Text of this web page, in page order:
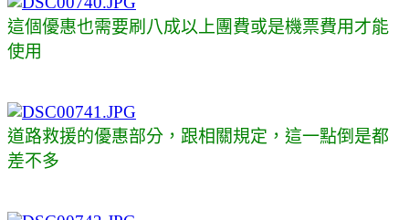
這個優惠也需要刷八成以上團費或是機票費用才能
使用
道路救援的優惠部分，跟相關規定，這一點倒是都
差不多